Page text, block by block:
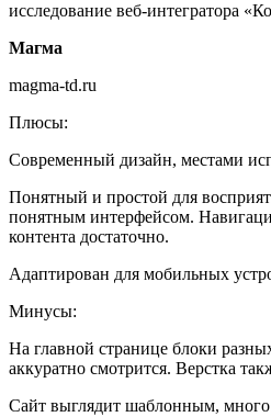
Магма
magma-td.ru
Плюсы:
Современный дизайн, местами
Понятный и простой для
понятным интерфейсом.
контента достаточно.
Адаптирован для мобильных
Минусы:
На главной странице блоки
аккуратно смотрится. Верстка
Сайт выглядит шаблонным,